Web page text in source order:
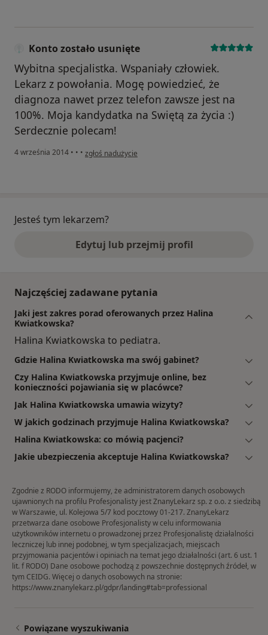
Konto zostało usunięte
Wybitna specjalistka. Wspaniały człowiek.
Lekarz z powołania. Mogę powiedzieć, że
diagnoza nawet przez telefon zawsze jest na
100%. Moja kandydatka na Swiętą za życia :)
Serdecznie polecam!
4 września 2014 • • • w opinii użytkownika Konto zostało usunięte
zgłoś nadużycie
Jesteś tym lekarzem?
Edytuj lub przejmij profil
Najczęściej zadawane pytania
Jaki jest zakres porad oferowanych przez Halina
Kwiatkowska?
Halina Kwiatkowska to pediatra.
Gdzie Halina Kwiatkowska ma swój gabinet?
Czy Halina Kwiatkowska przyjmuje online, bez
konieczności pojawiania się w placówce?
Jak Halina Kwiatkowska umawia wizyty?
W jakich godzinach przyjmuje Halina Kwiatkowska?
Halina Kwiatkowska: co mówią pacjenci?
Jakie ubezpieczenia akceptuje Halina Kwiatkowska?
Zgodnie z RODO informujemy, że administratorem danych osobowych
ujawnionych na profilu Profesjonalisty jest ZnanyLekarz sp. z o.o. z siedzibą
w Warszawie, ul. Kolejowa 5/7 kod pocztowy 01-217. ZnanyLekarz
przetwarza dane osobowe Profesjonalisty w celu informowania
użytkowników internetu o prowadzonej przez Profesjonalistę działalności
leczniczej lub innej podobnej, w tym specjalizacjach, miejscach
przyjmowania pacjentów i opiniach na temat jego działalności (art. 6 ust. 1
lit. f RODO) Dane osobowe pochodzą z powszechnie dostępnych źródeł, w
tym CEIDG. Więcej o danych osobowych na stronie:
https://www.znanylekarz.pl/gdpr/landing#tab=professional
Powiązane wyszukiwania